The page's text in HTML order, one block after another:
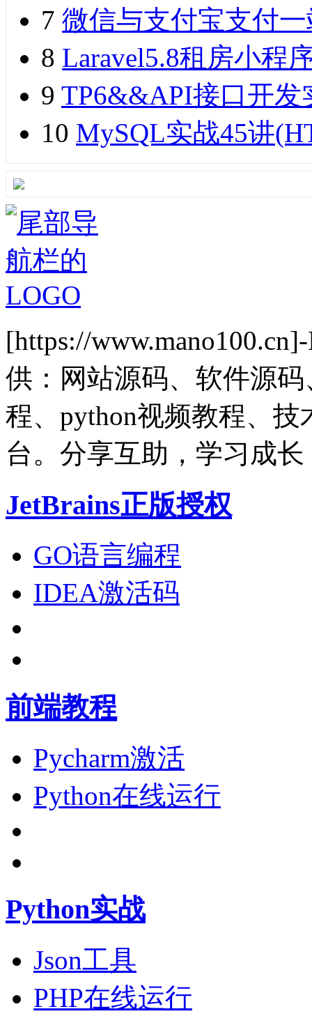
7 微信与支付宝支付
8 Laravel5.8租房小程
9 TP6&&API接口开发
10 MySQL实战45讲
[https://
供：网站源码、软件源
程、python视频教程、
台。分享互助，学习成长
JetBrains正版授权
GO语言编程
IDEA激活码
前端教程
Pycharm激活
Python在线运行
Python实战
Json工具
PHP在线运行